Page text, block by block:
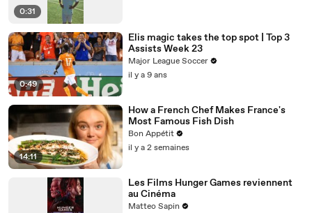
0:31
0:49
Elis magic takes the top spot | Top 3
Assists Week 23
Major League Soccer
il y a 9 ans
14:11
How a French Chef Makes France's
Most Famous Fish Dish
Bon Appétit
il y a 2 semaines
Les Films Hunger Games reviennent
au Cinéma
Matteo Sapin